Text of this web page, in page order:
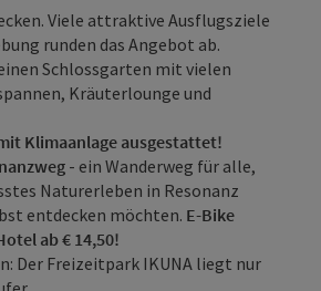
Viele attraktive Ausflugsziele
runden das Angebot ab.
Schlossgarten mit vielen
Kräuterlounge und
Klimaanlage ausgestattet!
- ein Wanderweg für alle,
Naturerleben in Resonanz
entdecken möchten. E-Bike
ab € 14,50!
Der Freizeitpark IKUNA liegt nur